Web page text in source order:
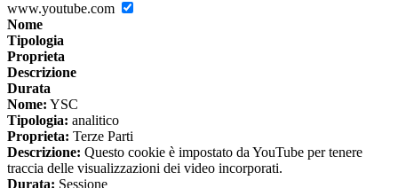
www.youtube.com
Nome
Tipologia
Proprieta
Descrizione
Durata
Nome: YSC
Tipologia: analitico
Proprieta: Terze Parti
Descrizione: Questo cookie è impostato da YouTube per tenere
traccia delle visualizzazioni dei video incorporati.
Durata: Sessione